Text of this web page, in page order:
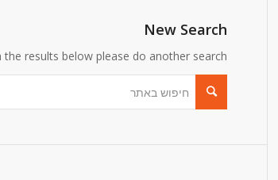
New Search
results below please do another search